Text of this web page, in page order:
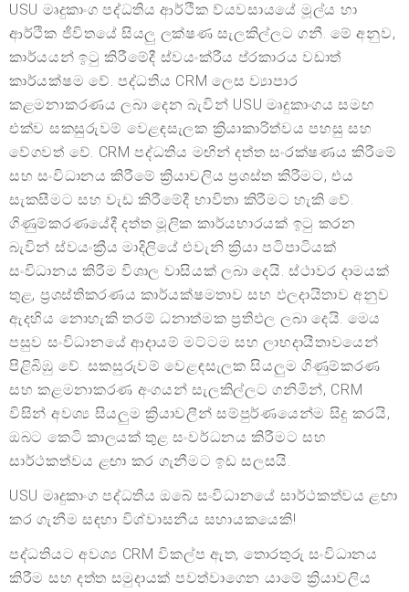
USU මෘදුකාංග පද්ධතිය ආර්ථික ව්යවසායයේ මූල්ය හා
ආර්ථික ජීවිතයේ සියලු ලක්ෂණ සැලකිල්ලට ගනී. මේ අනුව,
කාර්යයන් ඉටු කිරීමේදී ස්වයංක්රීය ප්රකාරය වඩාත්
කාර්යක්ෂම වේ. පද්ධතිය CRM ලෙස ව්‍යාපාර
කළමනාකරණය ලබා දෙන බැවින් USU මෘදුකාංගය සමඟ
එක්ව සකසුරුවම් වෙළඳසැලක ක්‍රියාකාරිත්වය පහසු සහ
වේගවත් වේ. CRM පද්ධතිය මඟින් දත්ත සංරක්ෂණය කිරීමේ
සහ සංවිධානය කිරීමේ ක්‍රියාවලිය ප්‍රශස්ත කිරීමට, එය
සැකසීමට සහ වැඩ කිරීමේදී භාවිතා කිරීමට හැකි වේ.
ගිණුම්කරණයේදී දත්ත මූලික කාර්යභාරයක් ඉටු කරන
බැවින් ස්වයංක්‍රීය මාදිලියේ එවැනි ක්‍රියා පටිපාටියක්
සංවිධානය කිරීම විශාල වාසියක් ලබා දෙයි. ස්ථාවර දාමයක්
තුළ, ප්‍රශස්තිකරණය කාර්යක්ෂමතාව සහ ඵලදායිතාව අනුව
ඇදහිය නොහැකි තරම් ධනාත්මක ප්‍රතිඵල ලබා දෙයි. මෙය
පසුව සංවිධානයේ ආදායම් මට්ටම සහ ලාභදායීතාවයෙන්
පිළිබිඹු වේ. සකසුරුවම් වෙළඳසැලක සියලුම ගිණුම්කරණ
සහ කළමනාකරණ අංගයන් සැලකිල්ලට ගනිමින්, CRM
විසින් අවශ්‍ය සියලුම ක්‍රියාවලීන් සම්පුර්ණයෙන්ම සිදු කරයි,
ඔබට කෙටි කාලයක් තුළ සංවර්ධනය කිරීමට සහ
සාර්ථකත්වය ළඟා කර ගැනීමට ඉඩ සලසයි.
USU මෘදුකාංග පද්ධතිය ඔබේ සංවිධානයේ සාර්ථකත්වය ළඟා
කර ගැනීම සඳහා විශ්වාසනීය සහායකයෙකි!
පද්ධතියට අවශ්‍ය CRM විකල්ප ඇත, තොරතුරු සංවිධානය
කිරීම සහ දත්ත සමුදායක් පවත්වාගෙන යාමේ ක්‍රියාවලිය